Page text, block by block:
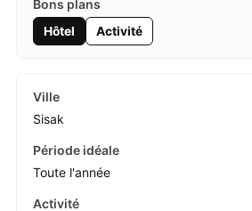
Hôtel Activité
Sisak
Toute l'année